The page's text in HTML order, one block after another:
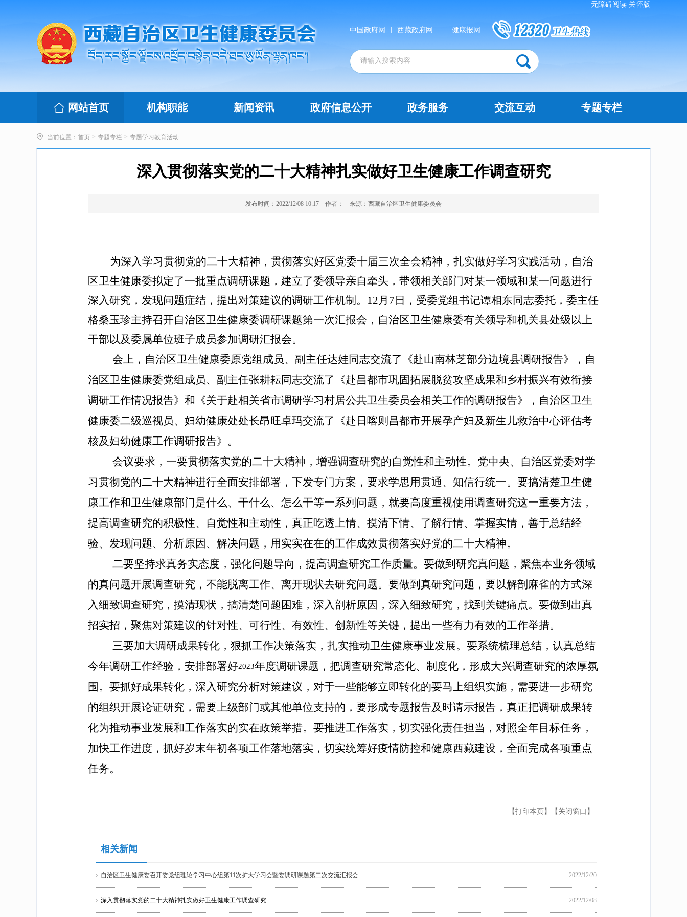
无障碍阅读 关怀版
中国政府网 西藏政府网 健康报网
网站首页 机构职能 新闻资讯 政府信息公开 政务服务 交流互动 专题专栏
当前位置： 首页 > 专题专栏 > 专题学习教育活动
深入贯彻落实党的二十大精神扎实做好卫生健康工作调查研究
发布时间：2022/12/08 10:17 作者： 来源：西藏自治区卫生健康委员会
为深入学习贯彻党的二十大精神，贯彻落实好区党委十届三次全会精神，扎实做好学习实践活动，自治
区卫生健康委拟定了一批重点调研课题，建立了委领导亲自牵头，带领相关部门对某一领域和某一问题进行
深入研究，发现问题症结，提出对策建议的调研工作机制。12月7日，受委党组书记谭相东同志委托，委主任
格桑玉珍主持召开自治区卫生健康委调研课题第一次汇报会，自治区卫生健康委有关领导和机关县处级以上
干部以及委属单位班子成员参加调研汇报会。
会上，自治区卫生健康委原党组成员、副主任达娃同志交流了《赴山南林芝部分边境县调研报告》，自
治区卫生健康委党组成员、副主任张耕耘同志交流了《赴昌都市巩固拓展脱贫攻坚成果和乡村振兴有效衔接
调研工作情况报告》和《关于赴相关省市调研学习村居公共卫生委员会相关工作的调研报告》，自治区卫生
健康委二级巡视员、妇幼健康处处长昂旺卓玛交流了《赴日喀则昌都市开展孕产妇及新生儿救治中心评估考
核及妇幼健康工作调研报告》。
会议要求， 一要贯彻落实党的二十大精神，增强调查研究的自觉性和主动性。 党中央、自治区党委对学
习贯彻党的二十大精神进行全面安排部署，下发专门方案，要求学思用贯通、知信行统一。要搞清楚卫生健
康工作和卫生健康部门是什么、干什么、怎么干等一系列问题，就要高度重视使用调查研究这一重要方法，
提高调查研究的积极性、自觉性和主动性，真正吃透上情、摸清下情、了解行情、掌握实情，善于总结经
验、发现问题、分析原因、解决问题，用实实在在的工作成效贯彻落实好党的二十大精神。
二要坚持求真务实态度，强化问题导向，提高调查研究工作质量。 要做到研究真问题，聚焦本业务领域
的真问题开展调查研究，不能脱离工作、离开现状去研究问题。要做到真研究问题，要以解剖麻雀的方式深
入细致调查研究，摸清现状，搞清楚问题困难，深入剖析原因，深入细致研究，找到关键痛点。要做到出真
招实招，聚焦对策建议的针对性、可行性、有效性、创新性等关键，提出一些有力有效的工作举措。
三要加大调研成果转化，狠抓工作决策落实，扎实推动卫生健康事业发展。 要系统梳理总结，认真总结
今年调研工作经验，安排部署好2023年度调研课题，把调查研究常态化、制度化，形成大兴调查研究的浓厚氛
围。要抓好成果转化，深入研究分析对策建议，对于一些能够立即转化的要马上组织实施，需要进一步研究
的组织开展论证研究，需要上级部门或其他单位支持的，要形成专题报告及时请示报告，真正把调研成果转
化为推动事业发展和工作落实的实在政策举措。要推进工作落实，切实强化责任担当，对照全年目标任务，
加快工作进度，抓好岁末年初各项工作落地落实，切实统筹好疫情防控和健康西藏建设，全面完成各项重点
任务。
【关闭窗口】
【打印本页】
相关新闻
自治区卫生健康委召开委党组理论学习中心组第11次扩大学习会暨委调研课题第二次交流汇报会 2022/12/20
深入贯彻落实党的二十大精神扎实做好卫生健康工作调查研究 2022/12/08